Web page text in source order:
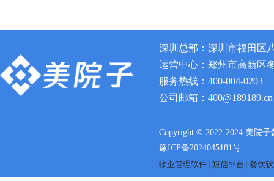
深圳总部：深圳市福田区
运营中心：郑州市高新区
服务热线：400-004-0203
公司邮箱：400@189189.cn
Copyright © 2022-2024 美院
豫ICP备2024045181号
物业管理软件 短信平台 餐饮